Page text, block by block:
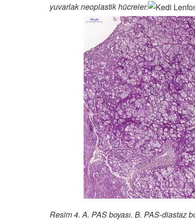
yuvarlak neoplastik hücreler.
Resim 4. A. PAS boyası. B. PAS-diastaz